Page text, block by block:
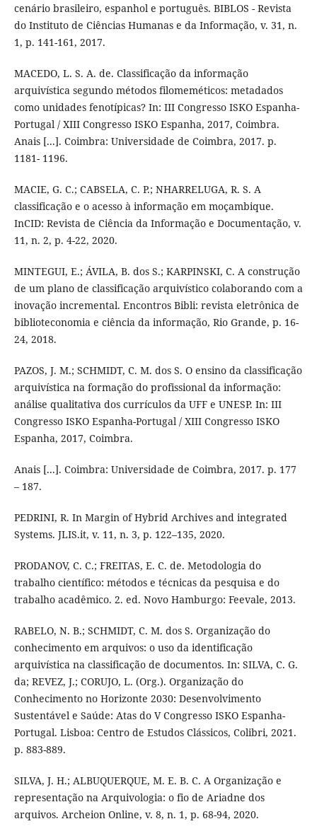
cenário brasileiro, espanhol e português. BIBLOS - Revista
do Instituto de Ciências Humanas e da Informação, v. 31, n.
1, p. 141-161, 2017.
MACEDO, L. S. A. de. Classificação da informação
arquivística segundo métodos filomeméticos: metadados
como unidades fenotípicas? In: III Congresso ISKO Espanha-
Portugal / XIII Congresso ISKO Espanha, 2017, Coimbra.
Anais [...]. Coimbra: Universidade de Coimbra, 2017. p.
1181- 1196.
MACIE, G. C.; CABSELA, C. P.; NHARRELUGA, R. S. A
classificação e o acesso à informação em moçambique.
InCID: Revista de Ciência da Informação e Documentação, v.
11, n. 2, p. 4-22, 2020.
MINTEGUI, E.; ÁVILA, B. dos S.; KARPINSKI, C. A construção
de um plano de classificação arquivístico colaborando com a
inovação incremental. Encontros Bibli: revista eletrônica de
biblioteconomia e ciência da informação, Rio Grande, p. 16-
24, 2018.
PAZOS, J. M.; SCHMIDT, C. M. dos S. O ensino da classificação
arquivística na formação do profissional da informação:
análise qualitativa dos currículos da UFF e UNESP. In: III
Congresso ISKO Espanha-Portugal / XIII Congresso ISKO
Espanha, 2017, Coimbra.
Anais [...]. Coimbra: Universidade de Coimbra, 2017. p. 177
– 187.
PEDRINI, R. In Margin of Hybrid Archives and integrated
Systems. JLIS.it, v. 11, n. 3, p. 122–135, 2020.
PRODANOV, C. C.; FREITAS, E. C. de. Metodologia do
trabalho científico: métodos e técnicas da pesquisa e do
trabalho acadêmico. 2. ed. Novo Hamburgo: Feevale, 2013.
RABELO, N. B.; SCHMIDT, C. M. dos S. Organização do
conhecimento em arquivos: o uso da identificação
arquivística na classificação de documentos. In: SILVA, C. G.
da; REVEZ, J.; CORUJO, L. (Org.). Organização do
Conhecimento no Horizonte 2030: Desenvolvimento
Sustentável e Saúde: Atas do V Congresso ISKO Espanha-
Portugal. Lisboa: Centro de Estudos Clássicos, Colibri, 2021.
p. 883-889.
SILVA, J. H.; ALBUQUERQUE, M. E. B. C. A Organização e
representação na Arquivologia: o fio de Ariadne dos
arquivos. Archeion Online, v. 8, n. 1, p. 68-94, 2020.